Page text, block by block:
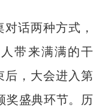
话两种方式，
带来满满的干
后，大会进入第
奖盛典环节。历